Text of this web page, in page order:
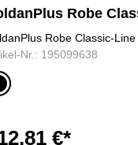
Robe
Robe Classic-
Nr.: 195099638
€*